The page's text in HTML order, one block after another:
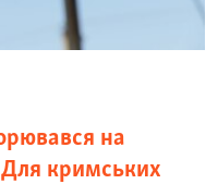
на
кримських